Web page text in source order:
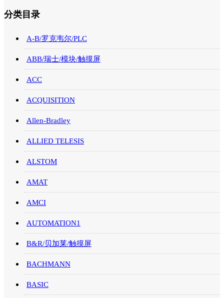
分类目录
A-B/罗克韦尔/PLC
ABB/瑞士/模块/触摸屏
ACC
ACQUISITION
Allen-Bradley
ALLIED TELESIS
ALSTOM
AMAT
AMCI
AUTOMATION1
B&R/贝加莱/触摸屏
BACHMANN
BASIC